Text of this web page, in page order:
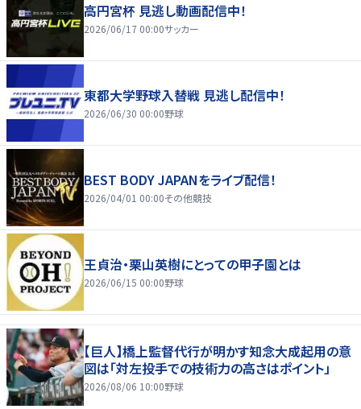
高円宮杯 見逃し動画配信中！
2026/06/17 00:00サッカー
東都大学野球入替戦 見逃し配信中！
2026/06/30 00:00野球
BEST BODY JAPANをライブ配信！
2026/04/01 00:00その他競技
王貞治・栗山英樹にとっての甲子園とは
2026/06/15 00:00野球
【巨人】橋上監督代行が明かす知念大成起用の意
図は「対左投手での技術力の高さはポイント」
2026/08/06 10:00野球